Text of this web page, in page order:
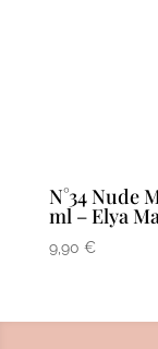
N°34 Nude
ml – Elya
9,90 €